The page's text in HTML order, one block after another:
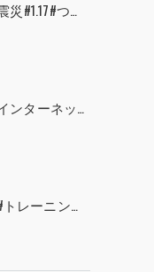
#阪神淡路大震災#1.17#つどい#むすぶ#すむーず#西宮市#甲子園
#無料#Wi-Fi#インターネット#配線#配管工事#大阪市#港区#すむーず#西宮市#甲子園
#AED#講習会#トレーニング#CPR#心肺蘇生#兵庫県#神戸市#西宮市#すむーず#甲子園